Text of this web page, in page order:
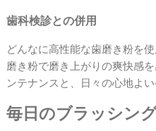
歯科検診との併用
どんなに高性能な歯磨き粉を
磨き粉で磨き上がりの爽快感
ンテナンスと、日々の心地よ
毎日のブラッシン